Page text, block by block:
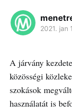
2021. jan
A járvány
közösségi
szokások
használatát is